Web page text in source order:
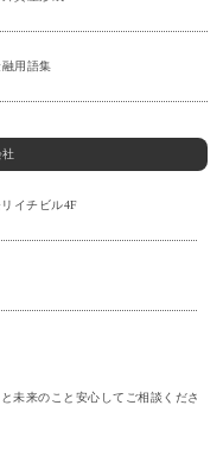
融用語集
社
イチビル4F
未来のこと安心してご相談くださ